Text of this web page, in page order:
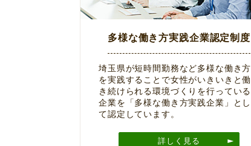
多様な働き方実践企業認定制度
埼玉県が短時間勤務など多様な働き方
を実践することで女性がいきいきと働
き続けられる環境づくりを行っている
企業を「多様な働き方実践企業」とし
て認定しています。
詳しく見る